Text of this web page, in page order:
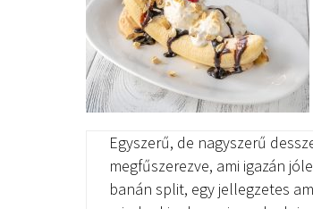
Egyszerű, de nagyszerű
megfűszerezve, ami igazán
banán split, egy jellegzetes